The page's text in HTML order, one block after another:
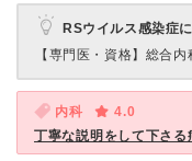
RSウイルス感染症
【専門医・資格】 総合内
内科
4.0
丁寧な説明をして下さる